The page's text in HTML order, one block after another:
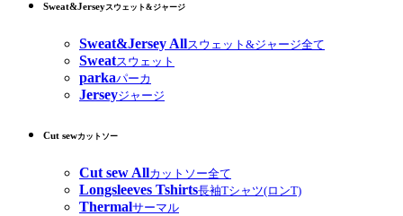
Sweat&Jerseyスウェット&ジャージ
Sweat&Jersey Allスウェット&ジャージ全て
Sweatスウェット
parkaパーカ
Jerseyジャージ
Cut sewカットソー
Cut sew Allカットソー全て
Longsleeves Tshirts長袖Tシャツ(ロンT)
Thermalサーマル